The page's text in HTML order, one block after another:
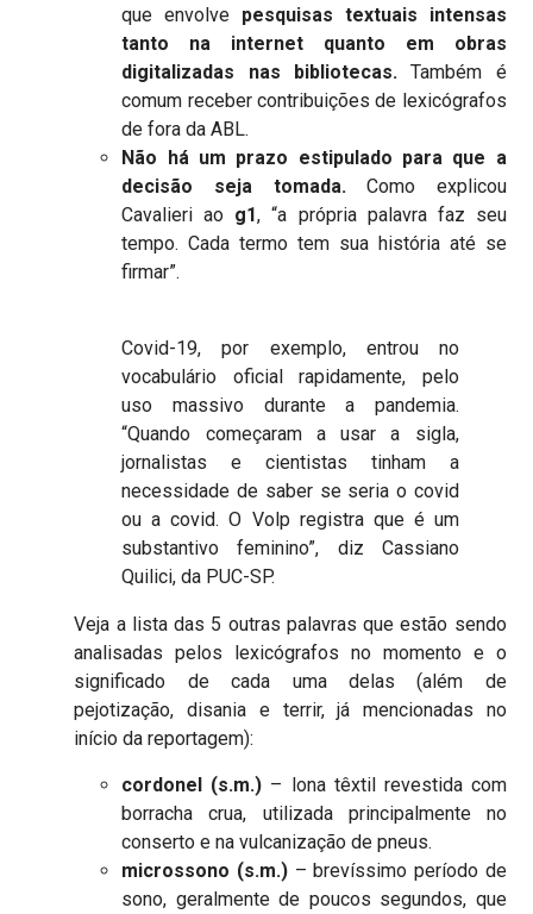
que envolve pesquisas textuais intensas
tanto na internet quanto em obras
digitalizadas nas bibliotecas. Também é
comum receber contribuições de lexicógrafos
de fora da ABL.
Não há um prazo estipulado para que a
decisão seja tomada.Como explicou
Cavalieri ao g1, “a própria palavra faz seu
tempo. Cada termo tem sua história até se
firmar”.
Covid-19, por exemplo, entrou no
vocabulário oficial rapidamente, pelo
uso massivo durante a pandemia.
“Quando começaram a usar a sigla,
jornalistas e cientistas tinham a
necessidade de saber se seria o covid
ou a covid. O Volp registra que é um
substantivo feminino”, diz Cassiano
Quilici, da PUC-SP.
Veja a lista das 5 outras palavras que estão sendo
analisadas pelos lexicógrafos no momento e o
significado de cada uma delas (além de
pejotização, disania e terrir, já mencionadas no
início da reportagem):
cordonel (s.m.) – lona têxtil revestida com
borracha crua, utilizada principalmente no
conserto e na vulcanização de pneus.
microssono (s.m.) – brevíssimo período de
sono, geralmente de poucos segundos, que